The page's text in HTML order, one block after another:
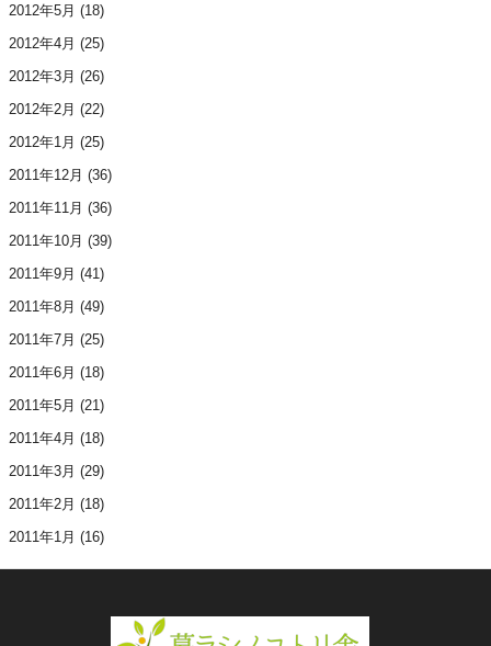
2012年5月 (18)
2012年4月 (25)
2012年3月 (26)
2012年2月 (22)
2012年1月 (25)
2011年12月 (36)
2011年11月 (36)
2011年10月 (39)
2011年9月 (41)
2011年8月 (49)
2011年7月 (25)
2011年6月 (18)
2011年5月 (21)
2011年4月 (18)
2011年3月 (29)
2011年2月 (18)
2011年1月 (16)